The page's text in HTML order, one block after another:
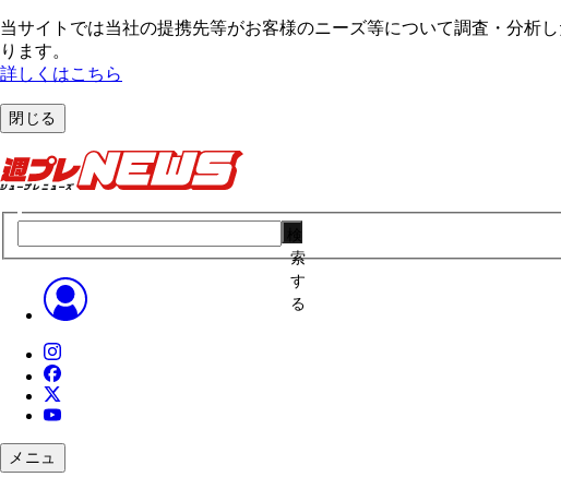
当サイトでは当社の提携先等がお客様のニーズ等について調査・分析
ります。
詳しくはこちら
閉じる
索
す
る
メニュ